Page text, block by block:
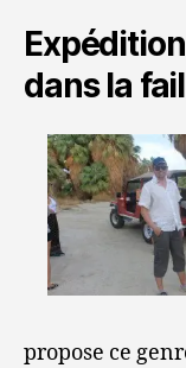
dans la
propose ce